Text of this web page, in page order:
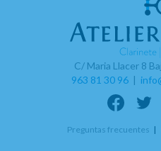
C/ Maria Llacer 8
963 81 30 96|
Preguntas frecuentes